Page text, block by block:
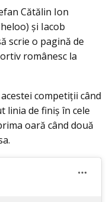
Cătălin Ion
și Iacob
scrie o pagină de
românesc la
competiții când
linia de finiș în cele
oară când două